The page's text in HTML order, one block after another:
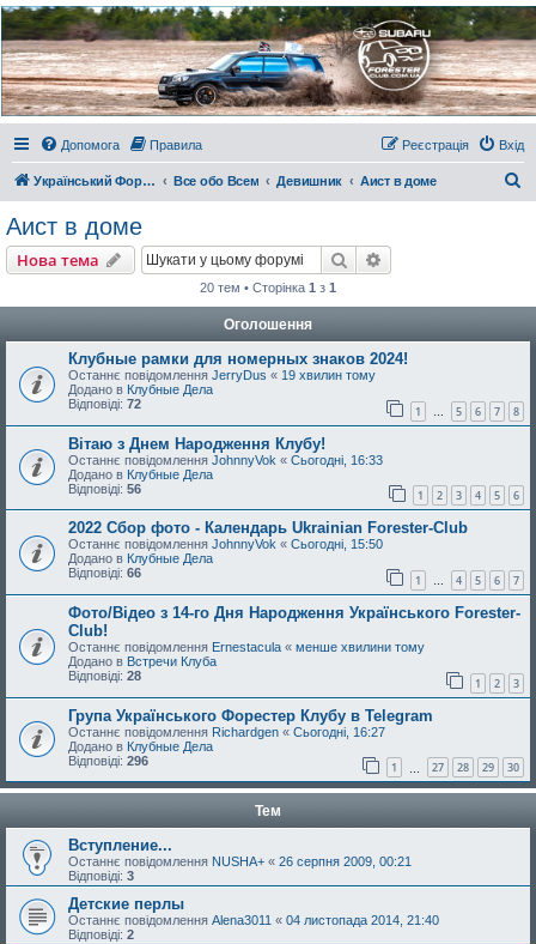
Украинский Форестер
Клуб
Всеукраинский клуб владельцев Subaru Forester. Клубные покатушки на природе и
еженедельные встречи, скидки от партнеров и просто много общения с друзьями.
Присоединяйтесь. Think. Feel. Drive.
Допомога
Правила Вхід
Реєстрація
Український Форестер Клуб Все обо Всем Девишник Аист в доме
Аист в доме
Нова тема Пошук
20 тем • Сторінка 1 з 1
Оголошення
Клубные рамки для номерных знаков 2024!
Останнє повідомлення JerryDus « 19 хвилин тому
Додано в Клубные Дела
Відповіді: 72 1 … 5 6 7 8
Вітаю з Днем Народження Клубу!
Останнє повідомлення JohnnyVok « Сьогодні, 16:33
Додано в Клубные Дела
Відповіді: 56 1 2 3 4 5 6
2022 Сбор фото - Календарь Ukrainian Forester-Club
Останнє повідомлення JohnnyVok « Сьогодні, 15:50
Додано в Клубные Дела
Відповіді: 66 1 … 4 5 6 7
Фото/Відео з 14-го Дня Народження Українського Forester-
Club!
Останнє повідомлення Ernestacula « менше хвилини тому
Додано в Встречи Клуба
Відповіді: 28 1 2 3
Група Українського Форестер Клубу в Telegram
Останнє повідомлення Richardgen « Сьогодні, 16:27
Додано в Клубные Дела
Відповіді: 296 1 27 28 29 30
Тем
Вступление...
Останнє повідомлення NUSHA+ « 26 серпня 2009, 00:21
Відповіді: 3
Детские перлы
Останнє повідомлення Alena3011 « 04 листопада 2014, 21:40
Відповіді: 2